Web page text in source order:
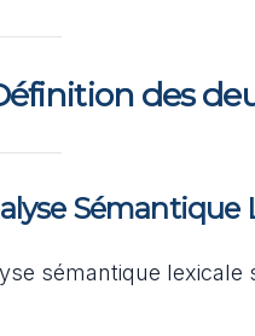
des
Sémantique
sémantique lexicale